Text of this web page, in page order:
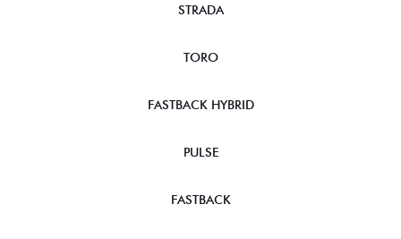
STRADA
TORO
FASTBACK HYBRID
PULSE
FASTBACK